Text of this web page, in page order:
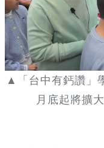
▲「台中有鈣讚」
月底起將擴